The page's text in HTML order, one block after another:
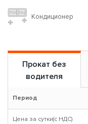
Кондиционер
Прокат без
водителя
Период
Цена за сутки(с НДС)